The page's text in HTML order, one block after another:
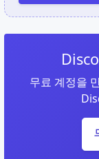
무료 계정을